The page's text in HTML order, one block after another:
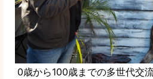
0歳から100歳までの多世代交